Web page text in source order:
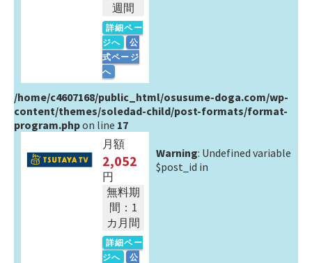
週間
詳細ペー
ジへ
公
式ページ
へ
/home/c4607168/public_html/osusume-doga.com/wp-
content/themes/soledad-child/post-formats/format-
program.phpon line 17
月額
2,052
円
無料期
間：1
カ月間
詳細ペー
ジへ
公
Warning: Undefined variable
$post_id in